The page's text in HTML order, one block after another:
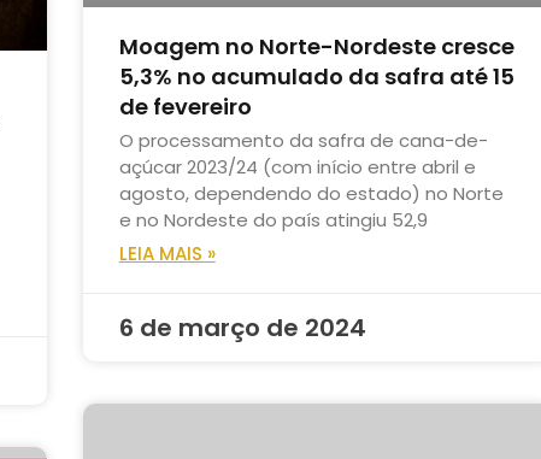
Moagem no Norte-Nordeste cresce
5,3% no acumulado da safra até 15
de fevereiro
O processamento da safra de cana-de-
açúcar 2023/24 (com início entre abril e
agosto, dependendo do estado) no Norte
e no Nordeste do país atingiu 52,9
LEIA MAIS »
6 de março de 2024